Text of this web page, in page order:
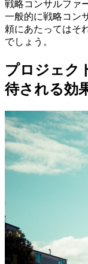
戦略コンサルファ
一般的に戦略コン
頼にあたってはそ
でしょう。
プロジェク
待される効